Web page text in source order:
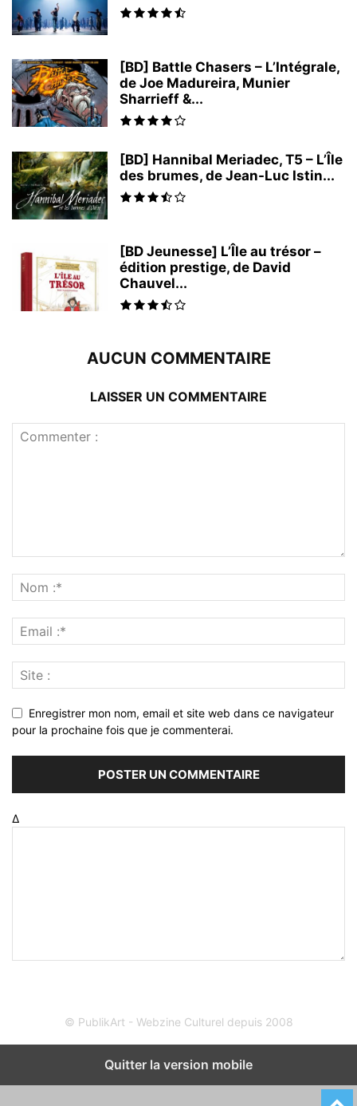
[BD] Battle Chasers – L’Intégrale,
de Joe Madureira, Munier
Sharrieff &...
[BD] Hannibal Meriadec, T5 – L’Île
des brumes, de Jean-Luc Istin...
[BD Jeunesse] L’Île au trésor –
édition prestige, de David
Chauvel...
AUCUN COMMENTAIRE
LAISSER UN COMMENTAIRE
Enregistrer mon nom, email et site web dans ce navigateur
pour la prochaine fois que je commenterai.
Δ
© PublikArt - Webzine Culturel depuis 2008
Quitter la version mobile